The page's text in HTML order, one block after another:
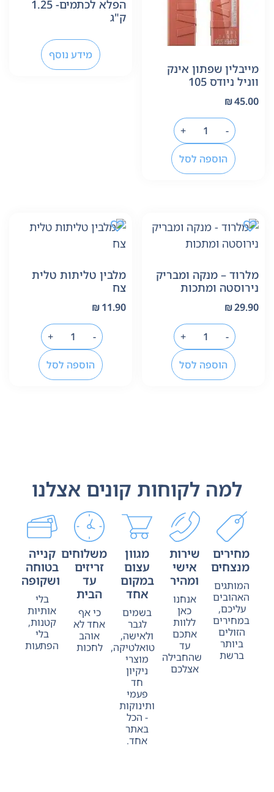
מייבלין שפתון אינק
ווניל ניודס 105
₪45.00
-
+
הוספה לסל
הפלא לכתמים- 1.25
ק"ג
מידע נוסף
מלרוד – מנקה ומבריק
נירוסטה ומתכות
₪29.90
-
+
הוספה לסל
מלבין טליתות טלית
צח
₪11.90
-
+
הוספה לסל
למה לקוחות קונים אצלנו
מחירים
מנצחים
המותגים
האהובים
עליכם,
במחירים
הזולים
ביותר
ברשת
שירות
אישי
ומהיר
אנחנו
כאן
ללוות
אתכם
עד
שהחבילה
אצלכם
מגוון
עצום
במקום
אחד
בשמים
לגבר
ולאישה,
טואלטיקה,
מוצרי
ניקיון
חד
פעמי
ותינוקות
- הכל
באתר
אחד.
משלוחים
זריזים
עד
הבית
כי אף
אחד לא
אוהב
לחכות
קנייה
בטוחה
ושקופה
בלי
אותיות
קטנות,
בלי
הפתעות